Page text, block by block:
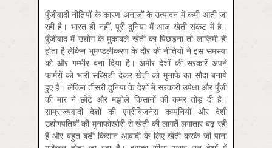
पूँजीवादी नीतियों के कारण अनाजों के उत्पादन में कमी आती जा
रही है। भारत ही नहीं, पूरी दुनिया में आज खेती संकट में है।
पूँजीवाद में उद्योग के मुकाबले खेती का पिछड़ना तो लाज़िमी ही
होता है लेकिन भूमण्डलीकरण के दौर की नीतियों ने इस समस्या
को और गम्भीर बना दिया है। अमीर देशों की सरकारें अपने
फार्मरों को भारी सब्सिडी देकर खेती को मुनाफे का सौदा बनाये
हुए हैं। लेकिन तीसरी दुनिया के देशों में सरकारी उपेक्षा और पूँजी
की मार ने छोटे और मझोले किसानों की कमर तोड़ दी है।
साम्राज्यवादी देशों की एग्रीबिजनेस कम्पनियों और देशी
उद्योगपतियों की मुनाफोखोरी से खेती की लागतें लगातार बढ़ रही
हैं और बहुत बड़ी किसान आबादी के लिए खेती करके जी पाना